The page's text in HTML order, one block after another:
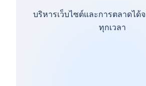
บริหารเว็บไซต์และการตลาดได้
ทุกเวลา